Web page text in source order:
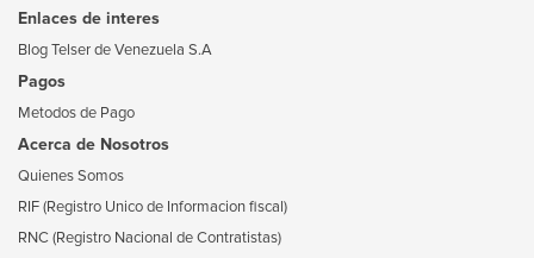
Enlaces de interes
Blog Telser de Venezuela S.A
Pagos
Metodos de Pago
Acerca de Nosotros
Quienes Somos
RIF (Registro Unico de Informacion fiscal)
RNC (Registro Nacional de Contratistas)